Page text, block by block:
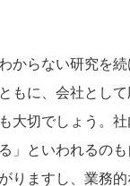
からない研究を
もに、会社として
大切でしょう。
」といわれるの
りますし、業務